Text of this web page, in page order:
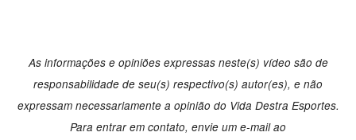
As informações e opiniões expressas neste(s) vídeo são de
responsabilidade de seu(s) respectivo(s) autor(es), e não
expressam necessariamente a opinião do Vida Destra Esportes.
Para entrar em contato, envie um e-mail ao